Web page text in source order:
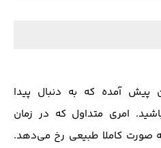
پیش آمده که به دنبال پیدا
امری متداول که در زمان
صورت کاملا طبیعی رخ می‌دهد.